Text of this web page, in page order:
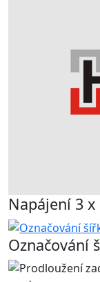
Napájení 3 x
Označování